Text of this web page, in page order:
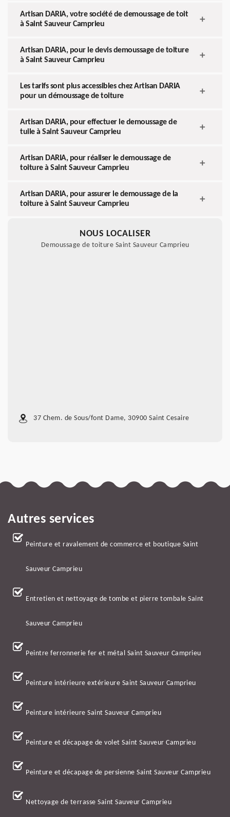
Artisan DARIA, votre société de demoussage de toit
à Saint Sauveur Camprieu
Artisan DARIA, pour le devis demoussage de toiture
à Saint Sauveur Camprieu
Les tarifs sont plus accessibles chez Artisan DARIA
pour un démoussage de toiture
Artisan DARIA, pour effectuer le demoussage de
tuile à Saint Sauveur Camprieu
Artisan DARIA, pour réaliser le demoussage de
toiture à Saint Sauveur Camprieu
Artisan DARIA, pour assurer le demoussage de la
toiture à Saint Sauveur Camprieu
NOUS LOCALISER
Demoussage de toiture Saint Sauveur Camprieu
37 Chem. de Sous/font Dame, 30900 Saint Cesaire
Autres services
Peinture et ravalement de commerce et boutique Saint
Sauveur Camprieu
Entretien et nettoyage de tombe et pierre tombale Saint
Sauveur Camprieu
Peintre ferronnerie fer et métal Saint Sauveur Camprieu
Peinture intérieure extérieure Saint Sauveur Camprieu
Peinture intérieure Saint Sauveur Camprieu
Peinture et décapage de volet Saint Sauveur Camprieu
Peinture et décapage de persienne Saint Sauveur Camprieu
Nettoyage de terrasse Saint Sauveur Camprieu